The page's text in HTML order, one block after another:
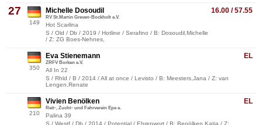
27
149
16.00 / 57.55
Michelle Dosoudil
RV St.Martin Greven-Bockholt e.V.
Hot Scarlina
S / Old / Db / 2019 / Hotline / Serafino / B: Dosoudil,Michelle
/ Z: ZG Boes-Nehnes,
350
EL
Eva Stienemann
ZRFV Borken e.V.
All In 22
S / Rhld / B / 2014 / All at once / Levisto / B: Meesters,Jana / Z: van
Lengen,Renate
210
EL
Vivien Benölken
Reit-, Zucht- und Fahrverein Epe e.
Palina 39
S / Westf / Db / 2014 / Potential / Ehrenwort / B: Benölken,Katja / Z: